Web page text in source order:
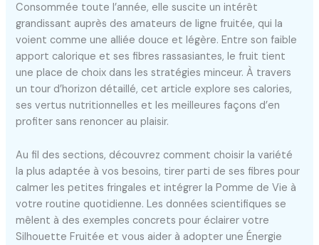
Consommée toute l’année, elle suscite un intérêt
grandissant auprès des amateurs de ligne fruitée, qui la
voient comme une alliée douce et légère. Entre son faible
apport calorique et ses fibres rassasiantes, le fruit tient
une place de choix dans les stratégies minceur. À travers
un tour d’horizon détaillé, cet article explore ses calories,
ses vertus nutritionnelles et les meilleures façons d’en
profiter sans renoncer au plaisir.
Au fil des sections, découvrez comment choisir la variété
la plus adaptée à vos besoins, tirer parti de ses fibres pour
calmer les petites fringales et intégrer la Pomme de Vie à
votre routine quotidienne. Les données scientifiques se
mêlent à des exemples concrets pour éclairer votre
Silhouette Fruitée et vous aider à adopter une Énergie